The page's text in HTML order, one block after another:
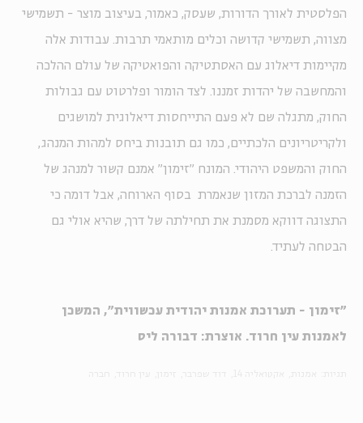
הפלסטית לאורך הדורות, שעסק, כאמור, בעיצוב מוצר - תשמישי
מצווה, תשמישי קדושה וכלים מותאמי תרבות. עבודות אלה
מקיימות דיאלוג עם האסתטיקה והפואטיקה של עולם ההלכה
והמחשבה של יהדות זמננו. לצד הומור ופלרטוט עם גבולות
החוק, מתגלה שם לא פעם התייחסות דיאלוגית למושגים
ולקריטריונים הלכתיים, כמו גם תובנות ביחס למהות המנהג,
החוק והמשפט היהודי. המונח "זימון" אמנם קשור למנהג של
הזמנה לברכת המזון שנאמרת בסוף הארוחה, אבל דומה כי
התצוגה דווקא מסמנת את תחילתה של דרך, שהיא אולי גם
הבטחה לעתיד.
"זימון - תערוכת אמנות יהודית עכשווית", המשכן
לאמנות עין חרוד. אוצרת: דבורה ליס